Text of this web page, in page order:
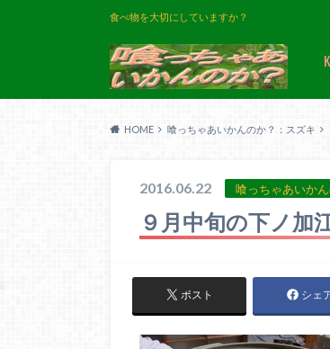
食べ物を大切にしていますか？
HOME 喰っちゃあいかんのか？：スズキ
2016.06.22 喰っちゃあいか
９月中旬の下ノ加
ポスト シェ